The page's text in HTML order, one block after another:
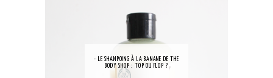
- LE SHAMPOING À LA BANANE DE THE
BODY SHOP : TOP OU FLOP ?